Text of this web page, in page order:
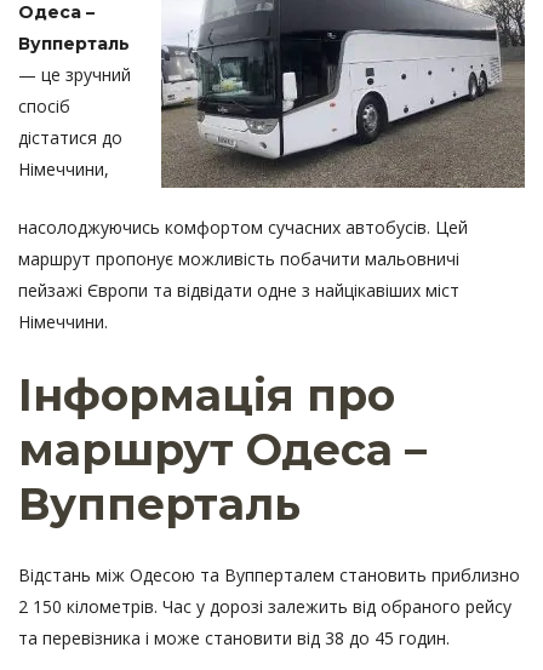
Одеса –
Вупперталь
— це зручний
спосіб
дістатися до
Німеччини,
насолоджуючись комфортом сучасних автобусів. Цей
маршрут пропонує можливість побачити мальовничі
пейзажі Європи та відвідати одне з найцікавіших міст
Німеччини.
Інформація про
маршрут Одеса –
Вупперталь
Відстань між Одесою та Вупперталем становить приблизно
2 150 кілометрів. Час у дорозі залежить від обраного рейсу
та перевізника і може становити від 38 до 45 годин.